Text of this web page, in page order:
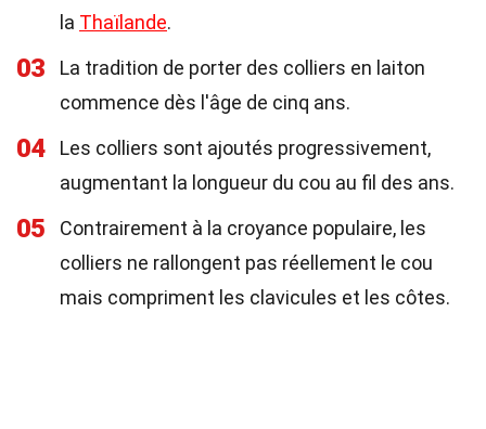
la Thaïlande.
03
La tradition de porter des colliers en laiton
commence dès l'âge de cinq ans.
04
Les colliers sont ajoutés progressivement,
augmentant la longueur du cou au fil des ans.
05
Contrairement à la croyance populaire, les
colliers ne rallongent pas réellement le cou
mais compriment les clavicules et les côtes.